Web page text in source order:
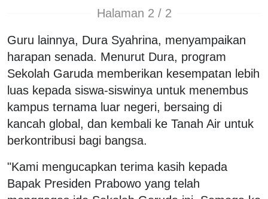
Halaman 2 / 2
Guru lainnya, Dura Syahrina, menyampaikan
harapan senada. Menurut Dura, program
Sekolah Garuda memberikan kesempatan lebih
luas kepada siswa-siswinya untuk menembus
kampus ternama luar negeri, bersaing di
kancah global, dan kembali ke Tanah Air untuk
berkontribusi bagi bangsa.
"Kami mengucapkan terima kasih kepada
Bapak Presiden Prabowo yang telah